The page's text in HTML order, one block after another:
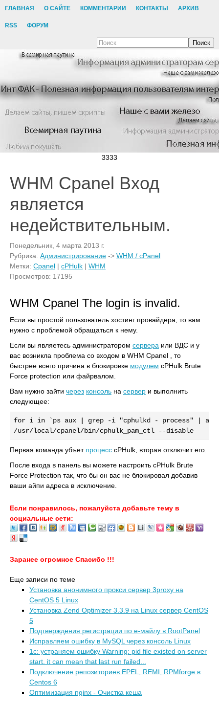
ГЛАВНАЯ О САЙТЕ КОММЕНТАРИИ КОНТАКТЫ АРХИВ
RSS ФОРУМ
Поиск
3333
WHM Cpanel Вход
является
недействительным.
Понедельник, 4 марта 2013 г.
Рубрика: Администрирование -> WHM / cPanel
Метки: Cpanel | cPHulk | WHM
Просмотров: 17195
WHM Cpanel The login is invalid.
Если вы простой пользователь хостинг провайдера, то вам
нужно с проблемой обращаться к нему.
Если вы являетесь администратором сервера или ВДС и у
вас возникла проблема со входом в WHM Cpanel , то
быстрее всего причина в блокировке модулем cPHulk Brute
Force protection или файрвалом.
Вам нужно зайти через консоль на сервер и выполнить
следующее:
for i in `ps aux | grep -i "cphulkd - process" |
/usr/local/cpanel/bin/cphulk_pam_ctl --disable
Первая команда убъет процесс cPHulk, вторая отключит его.
После входа в панель вы можете настроить cPHulk Brute
Force Protection так, что бы он вас не блокировал добавив
ваши айпи адреса в исключение.
Если понравилось, пожалуйста добавьте тему в
социальные сети:
Заранее огромное Спасибо !!!
Еще записи по теме
Установка анонимного прокси сервер 3proxy на
CentOS 5 Linux
Установка Zend Optimizer 3.3.9 на Linux сервер CentOS
5
Подтверждения регистрации по е-майлу в RootPanel
Исправляем ошибку в MySQL через консоль Linux
1с: устраняем ошибку Warning: pid file existed on server
start. it can mean that last run failed...
Подключение репозиториев EPEL, REMI, RPMforge в
Centos 6
Оптимизация nginx - Очистка кеша